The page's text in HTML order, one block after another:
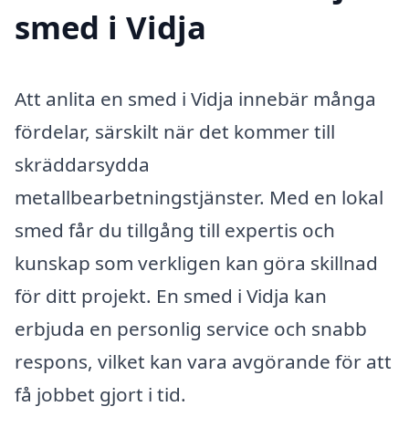
smed i Vidja
Att anlita en smed i Vidja innebär många
fördelar, särskilt när det kommer till
skräddarsydda
metallbearbetningstjänster. Med en lokal
smed får du tillgång till expertis och
kunskap som verkligen kan göra skillnad
för ditt projekt. En smed i Vidja kan
erbjuda en personlig service och snabb
respons, vilket kan vara avgörande för att
få jobbet gjort i tid.